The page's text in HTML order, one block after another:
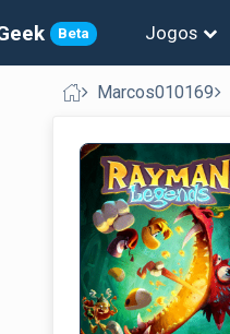
Beta Jogos
Marcos010169